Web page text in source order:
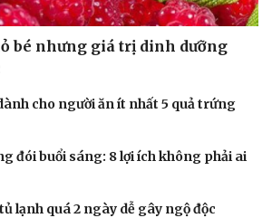
bé nhưng giá trị dinh dưỡng
cho người ăn ít nhất 5 quả trứng
đói buổi sáng: 8 lợi ích không phải ai
lạnh quá 2 ngày dễ gây ngộ độc